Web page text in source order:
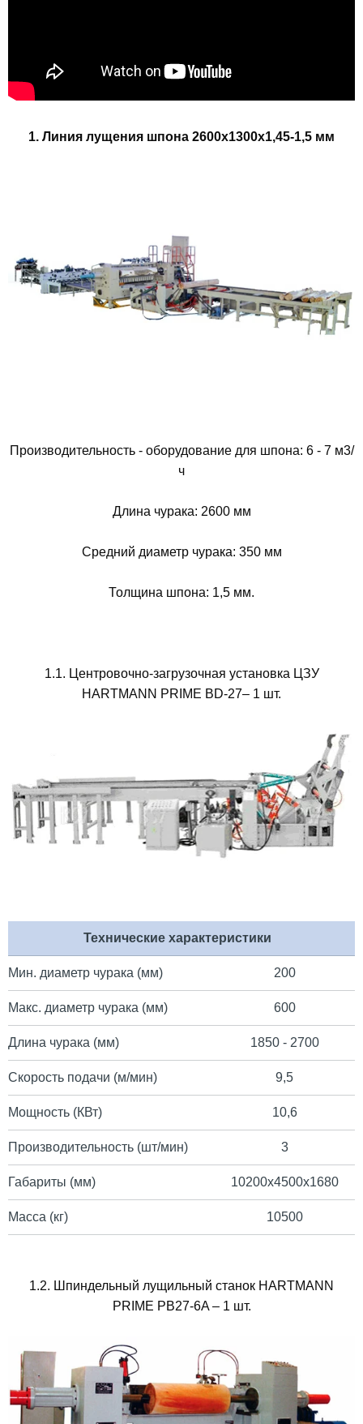
1. Линия лущения шпона 2600х1300х1,45-1,5 мм
Производительность - оборудование для шпона: 6 - 7 м3/
ч
Длина чурака: 2600 мм
Средний диаметр чурака: 350 мм
Толщина шпона: 1,5 мм.
1.1. Центровочно-загрузочная установка ЦЗУ
HARTMANN PRIME BD-27– 1 шт.
Технические характеристики
Мин. диаметр чурака (мм) 200
Макс. диаметр чурака (мм) 600
Длина чурака (мм) 1850 - 2700
Скорость подачи (м/мин) 9,5
Мощность (КВт) 10,6
Производительность (шт/мин) 3
Габариты (мм) 10200x4500x1680
Масса (кг) 10500
1.2. Шпиндельный лущильный станок HARTMANN
PRIME PB27-6A – 1 шт.